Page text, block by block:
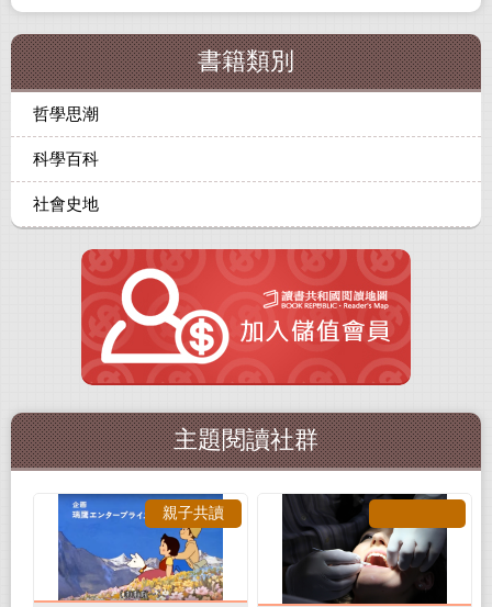
書籍類別
哲學思潮
科學百科
社會史地
主題閱讀社群
親子共讀